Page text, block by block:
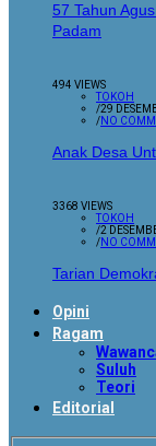
57 Tahun
Padam
494 VIEWS
TOKOH
/29
/NO
Anak Desa
3368 VIEWS
TOKOH
/2
/NO
Tarian
Opini
Ragam
Suluh
Teori
Editorial